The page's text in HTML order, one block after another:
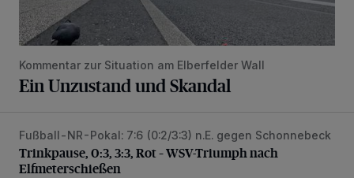
Kommentar zur Situation am Elberfelder Wall
Ein Unzustand und Skandal
Trinkpause, 0:3, 3:3, Rot – WSV-Triumph nach
Fußball-NR-Pokal: 7:6 (0:2/3:3) n.E. gegen Schonnebeck
Trinkpause, 0:3, 3:3, Rot – WSV-Triumph nach
Elfmeterschießen